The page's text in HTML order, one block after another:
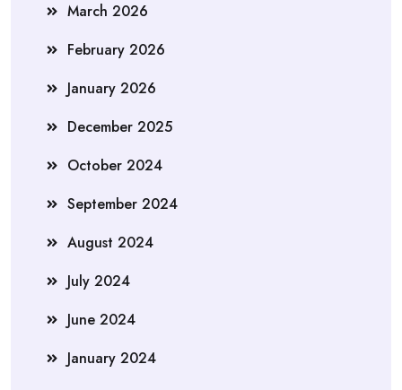
March 2026
February 2026
January 2026
December 2025
October 2024
September 2024
August 2024
July 2024
June 2024
January 2024